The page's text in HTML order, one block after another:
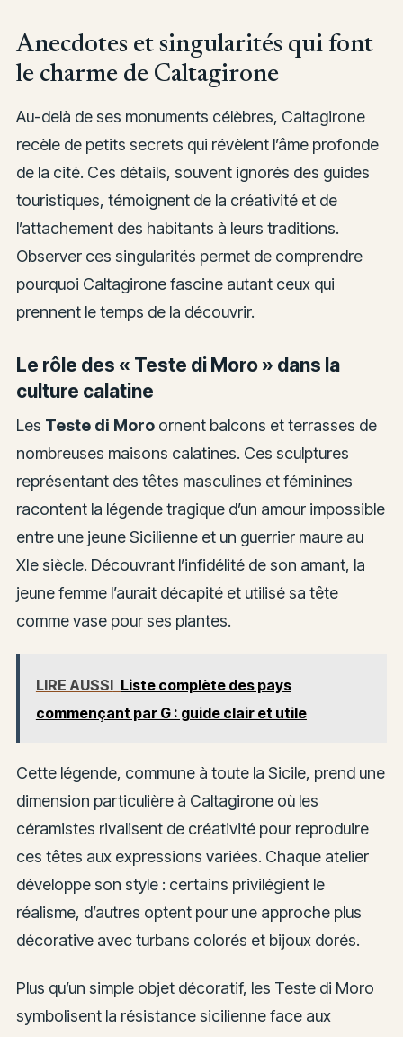
Anecdotes et singularités qui font
le charme de Caltagirone
Au-delà de ses monuments célèbres, Caltagirone
recèle de petits secrets qui révèlent l’âme profonde
de la cité. Ces détails, souvent ignorés des guides
touristiques, témoignent de la créativité et de
l’attachement des habitants à leurs traditions.
Observer ces singularités permet de comprendre
pourquoi Caltagirone fascine autant ceux qui
prennent le temps de la découvrir.
Le rôle des « Teste di Moro » dans la
culture calatine
Les Teste di Moroornent balcons et terrasses de
nombreuses maisons calatines. Ces sculptures
représentant des têtes masculines et féminines
racontent la légende tragique d’un amour impossible
entre une jeune Sicilienne et un guerrier maure au
XIe siècle. Découvrant l’infidélité de son amant, la
jeune femme l’aurait décapité et utilisé sa tête
comme vase pour ses plantes.
LIRE AUSSI Liste complète des pays
commençant par G : guide clair et utile
Cette légende, commune à toute la Sicile, prend une
dimension particulière à Caltagirone où les
céramistes rivalisent de créativité pour reproduire
ces têtes aux expressions variées. Chaque atelier
développe son style : certains privilégient le
réalisme, d’autres optent pour une approche plus
décorative avec turbans colorés et bijoux dorés.
Plus qu’un simple objet décoratif, les Teste di Moro
symbolisent la résistance sicilienne face aux